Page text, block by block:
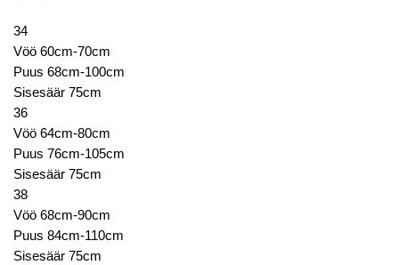
34
Vöö 60cm-70cm
Puus 68cm-100cm
Sisesäär 75cm
36
Vöö 64cm-80cm
Puus 76cm-105cm
Sisesäär 75cm
38
Vöö 68cm-90cm
Puus 84cm-110cm
Sisesäär 75cm